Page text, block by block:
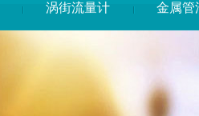
涡街流量计 金属管